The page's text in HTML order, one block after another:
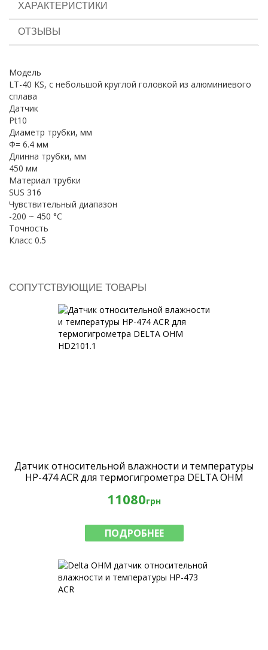
ХАРАКТЕРИСТИКИ
ОТЗЫВЫ
Модель
LT-40 KS, с небольшой круглой головкой из алюминиевого
сплава
Датчик
Pt10
Диаметр трубки, мм
Ф= 6.4 мм
Длинна трубки, мм
450 мм
Материал трубки
SUS 316
Чувствительный диапазон
-200 ~ 450 °C
Точность
Класс 0.5
СОПУТСТВУЮЩИЕ ТОВАРЫ
Датчик относительной влажности и температуры
HP-474 ACR для термогигрометра DELTA OHM
11080грн
ПОДРОБНЕЕ